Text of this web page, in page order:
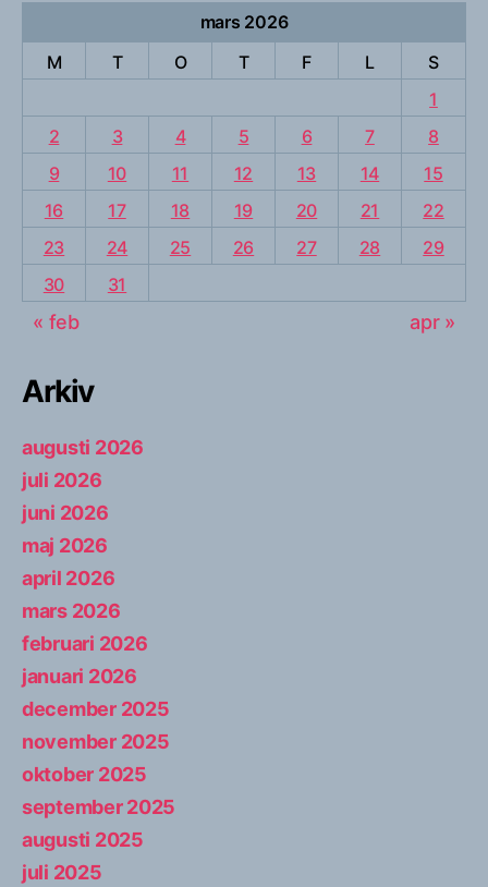
mars 2026
M
T O T F L
S
1
2
3 4 5 6 7
8
9
10 11 12 13 14
15
16
17 18 19 20 21
22
23
24 25 26 27 28
29
30
31
« feb apr »
Arkiv
augusti 2026
juli 2026
juni 2026
maj 2026
april 2026
mars 2026
februari 2026
januari 2026
december 2025
november 2025
oktober 2025
september 2025
augusti 2025
juli 2025